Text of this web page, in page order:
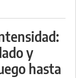
y
hasta